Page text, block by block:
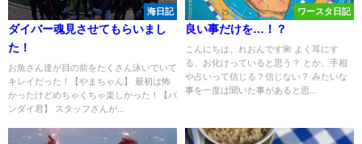
海日記
ダイバー魂見させてもらいまし
た！
お魚さん達が目の前をたくさん泳いでいて
キレイだった！【やまちゃん】 最初は怖
かったけどめちゃくちゃ楽しかった！【バ
ンダイ君】 スタッフさんが...
ワースタ日記
良い事だけを…！？
こんにちは、れおんです🌺 よく耳にす
る、お化けっていると思う？ とか、手相
や占いって信じる？信じない？ みたいな
事を一度は聞いた事があると思...